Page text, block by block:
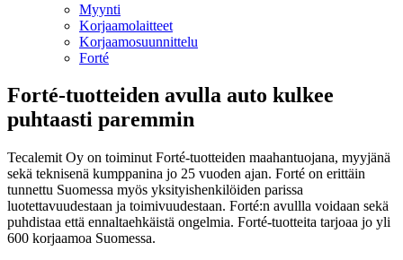
Myynti
Korjaamolaitteet
Korjaamosuunnittelu
Forté
Forté-tuotteiden avulla auto kulkee
puhtaasti paremmin
Tecalemit Oy on toiminut Forté-tuotteiden maahantuojana, myyjänä
sekä teknisenä kumppanina jo 25 vuoden ajan. Forté on erittäin
tunnettu Suomessa myös yksityishenkilöiden parissa
luotettavuudestaan ja toimivuudestaan. Forté:n avullla voidaan sekä
puhdistaa että ennaltaehkäistä ongelmia. Forté-tuotteita tarjoaa jo yli
600 korjaamoa Suomessa.